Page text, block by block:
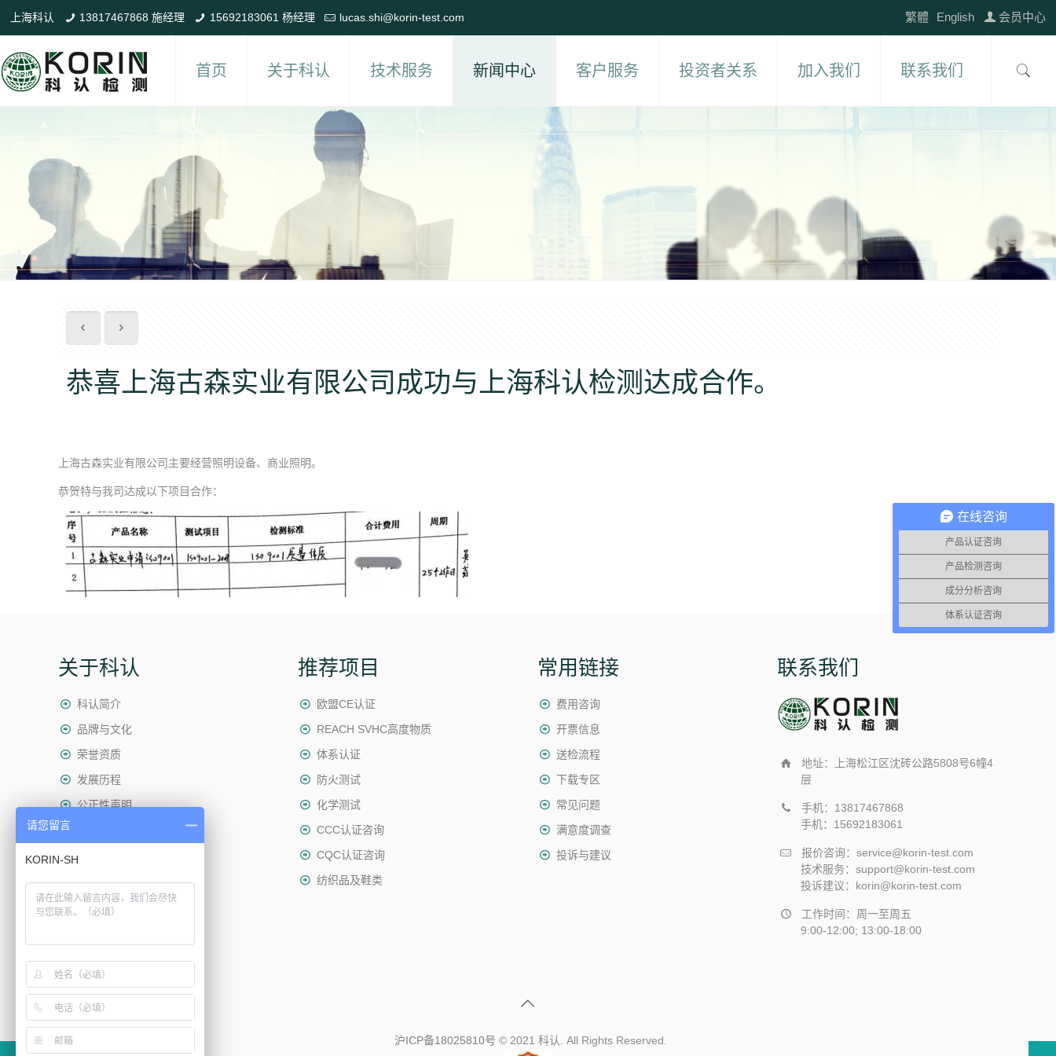
上海科认 13817467868 施经理 15692183061 杨经理 lucas.shi@korin-test.com 繁體 English 会员中心
首页 关于科认 技术服务 新闻中心 客户服务 投资者关系 加入我们 联系我们
恭喜上海古森实业有限公司成功与上海科认检测达成合作。
上海古森实业有限公司主要经营照明设备、商业照明。
恭贺特与我司达成以下项目合作：
关于科认
科认简介
品牌与文化
荣誉资质
发展历程
公正性声明
可持续发展
推荐项目
欧盟CE认证
REACH SVHC高度物质
体系认证
防火测试
化学测试
CCC认证咨询
CQC认证咨询
纺织品及鞋类
常用链接
费用咨询
开票信息
送检流程
下载专区
常见问题
满意度调查
投诉与建议
联系我们
地址：上海松江区沈砖公路5808号6幢4
层
手机：13817467868
手机：15692183061
报价咨询：service@korin-test.com
技术服务：support@korin-test.com
投诉建议：korin@korin-test.com
工作时间：周一至周五
9:00-12:00; 13:00-18:00
沪ICP备18025810号 © 2021 科认. All Rights Reserved.
在线咨询
产品认证咨询
产品检测咨询
成分分析咨询
体系认证咨询
请您留言